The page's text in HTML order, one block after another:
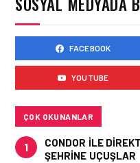
FACEBOOK
YOUTUBE
ÇOK OKUNANLAR
1
CONDOR ILE
ŞEHRINE UÇUŞLAR